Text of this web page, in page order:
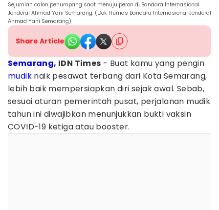
Sejumlah calon penumpang saat menuju peron di Bandara Internasional
Jenderal Ahmad Yani Semarang. (Dok Humas Bandara Internasional Jenderal
Ahmad Yani Semarang)
Share Article
Semarang, IDN Times - Buat kamu yang pengin
mudik naik pesawat terbang dari Kota Semarang,
lebih baik mempersiapkan diri sejak awal. Sebab,
sesuai aturan pemerintah pusat, perjalanan mudik
tahun ini diwajibkan menunjukkan bukti vaksin
COVID-19 ketiga atau booster.